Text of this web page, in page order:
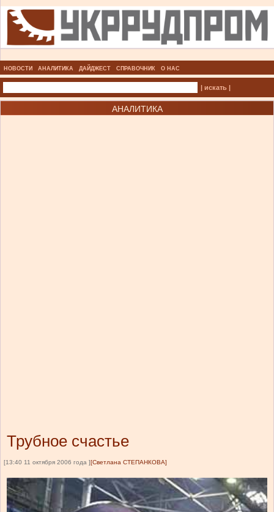
НОВОСТИ АНАЛИТИКА ДАЙДЖЕСТ СПРАВОЧНИК О НАС
| искать |
АНАЛИТИКА
Трубное счастье
[13:40 11 октября 2006 года ] [Светлана СТЕПАНКОВА]